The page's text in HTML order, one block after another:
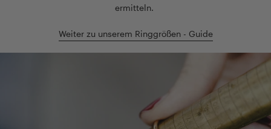
ermitteln.
Weiter zu unserem Ringgrößen - Guide